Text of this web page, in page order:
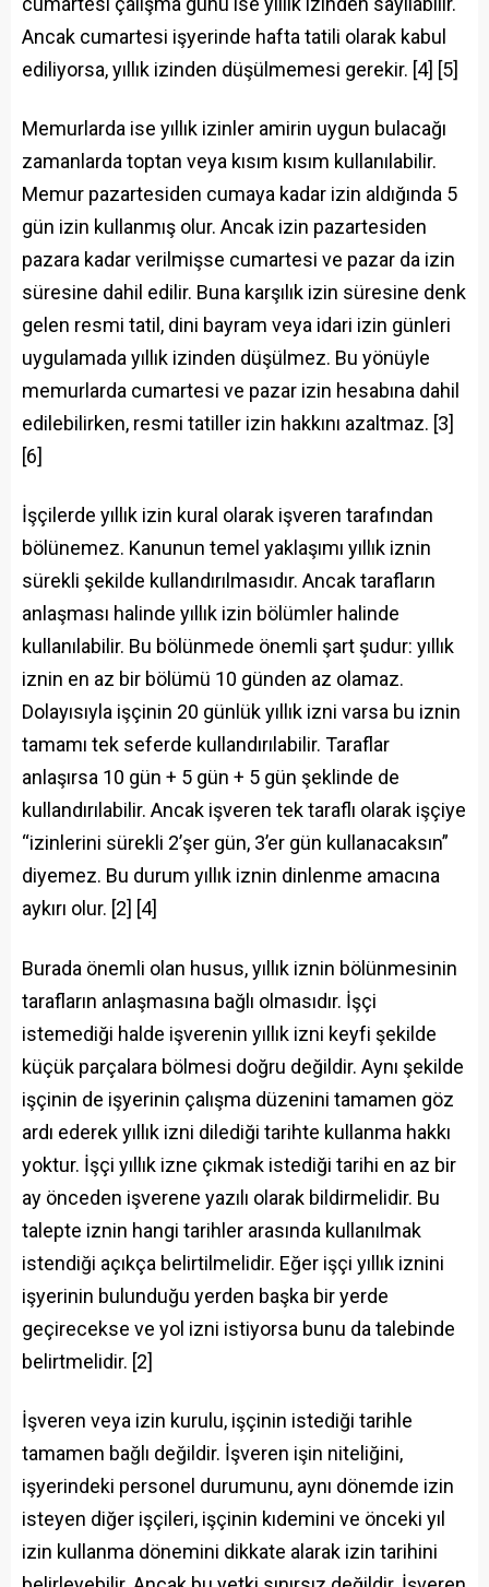
Ancak cumartesi işyerinde hafta tatili olarak kabul
ediliyorsa, yıllık izinden düşülmemesi gerekir. [4] [5]
Memurlarda ise yıllık izinler amirin uygun bulacağı
zamanlarda toptan veya kısım kısım kullanılabilir.
Memur pazartesiden cumaya kadar izin aldığında 5
gün izin kullanmış olur. Ancak izin pazartesiden
pazara kadar verilmişse cumartesi ve pazar da izin
süresine dahil edilir. Buna karşılık izin süresine denk
gelen resmi tatil, dini bayram veya idari izin günleri
uygulamada yıllık izinden düşülmez. Bu yönüyle
memurlarda cumartesi ve pazar izin hesabına dahil
edilebilirken, resmi tatiller izin hakkını azaltmaz. [3]
[6]
İşçilerde yıllık izin kural olarak işveren tarafından
bölünemez. Kanunun temel yaklaşımı yıllık iznin
sürekli şekilde kullandırılmasıdır. Ancak tarafların
anlaşması halinde yıllık izin bölümler halinde
kullanılabilir. Bu bölünmede önemli şart şudur: yıllık
iznin en az bir bölümü 10 günden az olamaz.
Dolayısıyla işçinin 20 günlük yıllık izni varsa bu iznin
tamamı tek seferde kullandırılabilir. Taraflar
anlaşırsa 10 gün + 5 gün + 5 gün şeklinde de
kullandırılabilir. Ancak işveren tek taraflı olarak işçiye
“izinlerini sürekli 2’şer gün, 3’er gün kullanacaksın”
diyemez. Bu durum yıllık iznin dinlenme amacına
aykırı olur. [2] [4]
Burada önemli olan husus, yıllık iznin bölünmesinin
tarafların anlaşmasına bağlı olmasıdır. İşçi
istemediği halde işverenin yıllık izni keyfi şekilde
küçük parçalara bölmesi doğru değildir. Aynı şekilde
işçinin de işyerinin çalışma düzenini tamamen göz
ardı ederek yıllık izni dilediği tarihte kullanma hakkı
yoktur. İşçi yıllık izne çıkmak istediği tarihi en az bir
ay önceden işverene yazılı olarak bildirmelidir. Bu
talepte iznin hangi tarihler arasında kullanılmak
istendiği açıkça belirtilmelidir. Eğer işçi yıllık iznini
işyerinin bulunduğu yerden başka bir yerde
geçirecekse ve yol izni istiyorsa bunu da talebinde
belirtmelidir. [2]
İşveren veya izin kurulu, işçinin istediği tarihle
tamamen bağlı değildir. İşveren işin niteliğini,
işyerindeki personel durumunu, aynı dönemde izin
isteyen diğer işçileri, işçinin kıdemini ve önceki yıl
izin kullanma dönemini dikkate alarak izin tarihini